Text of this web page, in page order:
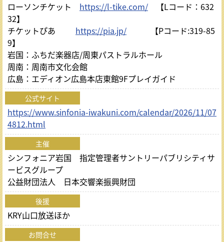
ローソンチケット https://l-tike.com/ 【Lコード：632
32】
チケットぴあ https://pia.jp/ 【Pコード:319-85
9】
岩国：ふちだ楽器店/周東パストラルホール
周南：周南市文化会館
広島：エディオン広島本店東館9Fプレイガイド
公式サイト
https://www.sinfonia-iwakuni.com/calendar/2026/11/07
4812.html
主催
シンフォニア岩国 指定管理者サントリーパブリシティサ
ービスグループ
公益財団法人 日本交響楽振興財団
後援
KRY山口放送ほか
お問合せ